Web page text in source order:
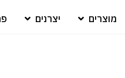
מוצרים יצרנים